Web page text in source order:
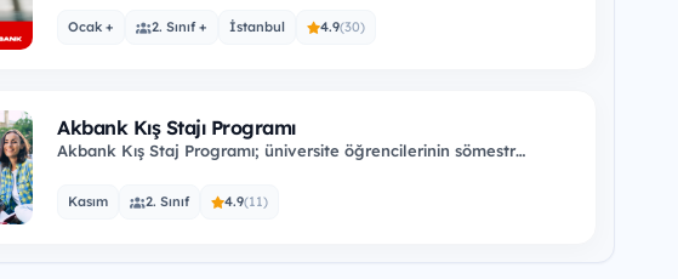
Ocak + 2. Sınıf + İstanbul 4.9(30)
Akbank Kış Stajı Programı
Akbank Kış Staj Programı; üniversite öğrencilerinin sömestr
Kasım 2. Sınıf 4.9(11)